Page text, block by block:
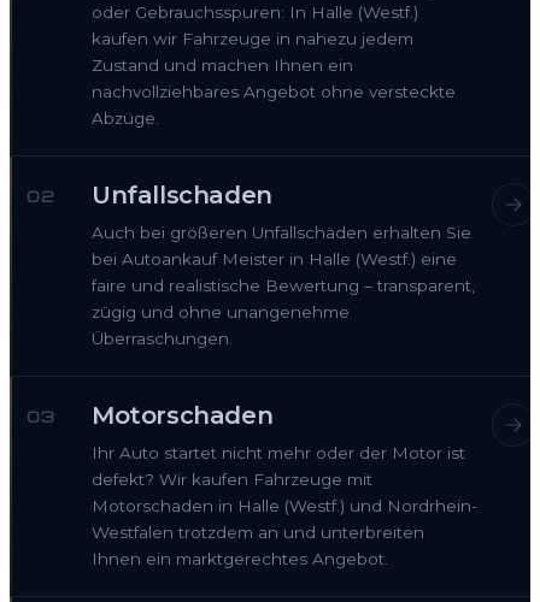
oder Gebrauchsspuren: In Halle (Westf.)
kaufen wir Fahrzeuge in nahezu jedem
Zustand und machen Ihnen ein
nachvollziehbares Angebot ohne versteckte
Abzüge.
02 Unfallschaden
Auch bei größeren Unfallschäden erhalten Sie
bei Autoankauf Meister in Halle (Westf.) eine
faire und realistische Bewertung – transparent,
zügig und ohne unangenehme
Überraschungen.
03 Motorschaden
Ihr Auto startet nicht mehr oder der Motor ist
defekt? Wir kaufen Fahrzeuge mit
Motorschaden in Halle (Westf.) und Nordrhein-
Westfalen trotzdem an und unterbreiten
Ihnen ein marktgerechtes Angebot.